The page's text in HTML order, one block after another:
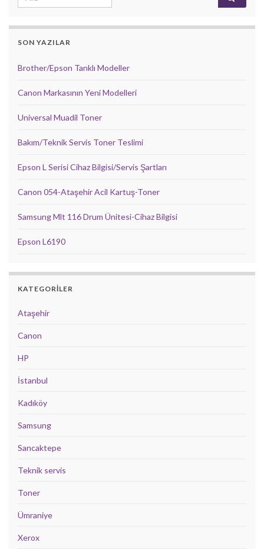
SON YAZILAR
Brother/Epson Tanklı Modeller
Canon Markasının Yeni Modelleri
Universal Muadil Toner
Bakım/Teknik Servis Toner Teslimi
Epson L Serisi Cihaz Bilgisi/Servis Şartları
Canon 054-Ataşehir Acil Kartuş-Toner
Samsung Mlt 116 Drum Ünitesi-Cihaz Bilgisi
Epson L6190
KATEGORILER
Ataşehir
Canon
HP
İstanbul
Kadıköy
Samsung
Sancaktepe
Teknik servis
Toner
Ümraniye
Xerox